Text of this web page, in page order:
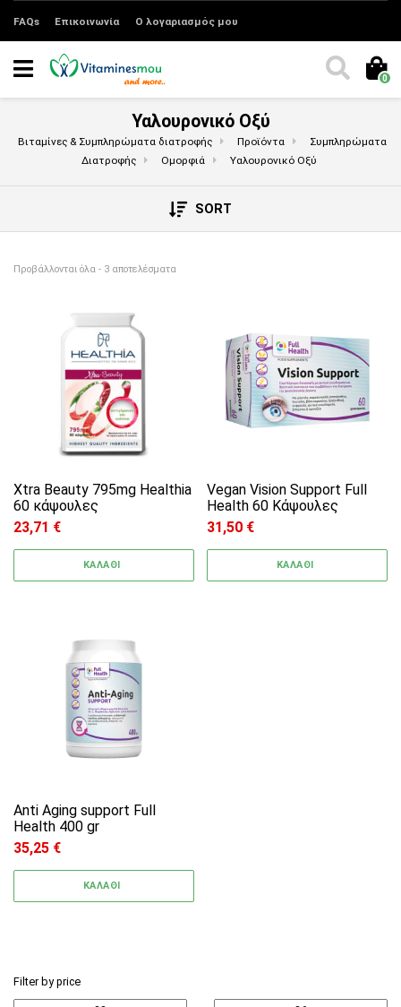
FAQs Επικοινωνία Ο λογαριασμός μου
0
Υαλουρονικό Οξύ
Βιταμίνες & Συμπληρώματα διατροφής Προϊόντα
Συμπληρώματα
Διατροφής
Ομορφιά Υαλουρονικό Οξύ
SORT
Προβάλλονται όλα - 3 αποτελέσματα
Xtra Beauty 795mg Healthia
60 κάψουλες
23,71 €
ΚΑΛΑΘΙ
Vegan Vision Support Full
Health 60 Κάψουλες
31,50 €
ΚΑΛΑΘΙ
Anti Aging support Full
Health 400 gr
35,25 €
ΚΑΛΑΘΙ
Filter by price